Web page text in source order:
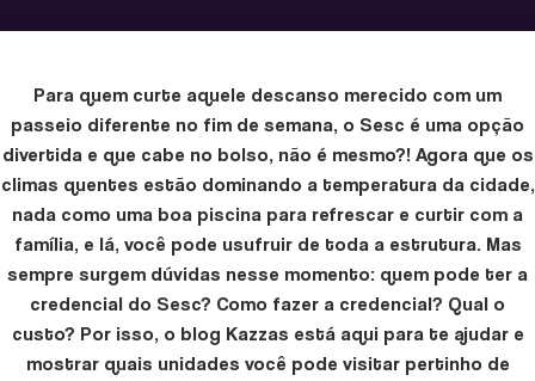
Para quem curte aquele descanso merecido com um
passeio diferente no fim de semana, o Sesc é uma opção
divertida e que cabe no bolso, não é mesmo?! Agora que os
climas quentes estão dominando a temperatura da cidade,
nada como uma boa piscina para refrescar e curtir com a
família, e lá, você pode usufruir de toda a estrutura. Mas
sempre surgem dúvidas nesse momento: quem pode ter a
credencial do Sesc? Como fazer a credencial? Qual o
custo? Por isso, o blog Kazzas está aqui para te ajudar e
mostrar quais unidades você pode visitar pertinho de